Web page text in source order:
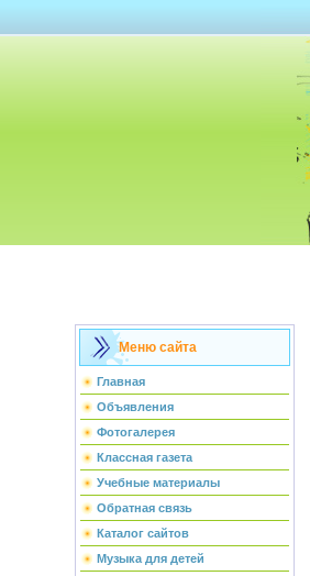
Меню сайта
Главная
Объявления
Фотогалерея
Классная газета
Учебные материалы
Обратная связь
Каталог сайтов
Музыка для детей